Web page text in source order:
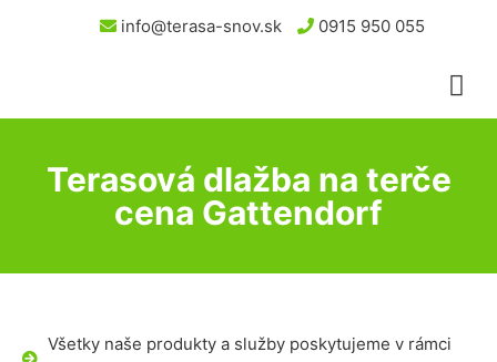
info@terasa-snov.sk 0915 950 055
Terasová dlažba na terče
cena Gattendorf
Všetky naše produkty a služby poskytujeme v rámci